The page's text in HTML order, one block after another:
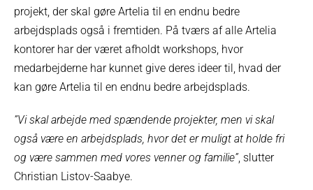
projekt, der skal gøre Artelia til en endnu bedre
arbejdsplads også i fremtiden. På tværs af alle Artelia
kontorer har der været afholdt workshops, hvor
medarbejderne har kunnet give deres ideer til, hvad der
kan gøre Artelia til en endnu bedre arbejdsplads.
”Vi skal arbejde med spændende projekter, men vi skal
også være en arbejdsplads, hvor det er muligt at holde fri
og være sammen med vores venner og familie”, slutter
Christian Listov-Saabye.